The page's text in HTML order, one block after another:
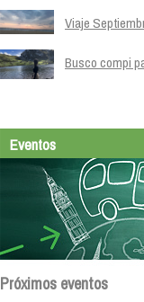
Viaje
Busco compi
Eventos
Próximos eventos